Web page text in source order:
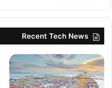
joe.sakr@ginn.global
Recent Tech News